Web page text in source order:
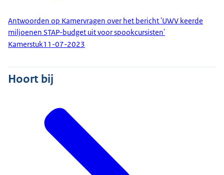
Antwoorden op Kamervragen over het bericht 'UWV keerde
miljoenen STAP-budget uit voor spookcursisten'
Kamerstuk11-07-2023
Hoort bij